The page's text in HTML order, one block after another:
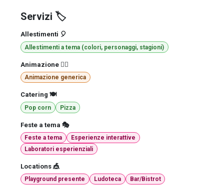
Servizi 🏷️
Allestimenti 🎈
Allestimenti a tema (colori, personaggi, stagioni)
Animazione 🤹‍♂️
Animazione generica
Catering 🍽️
Pop corn Pizza
Feste a tema 🎭
Feste a tema
Esperienze interattive
Laboratori esperienziali
Locations 🎪
Playground presente Ludoteca Bar/Bistrot